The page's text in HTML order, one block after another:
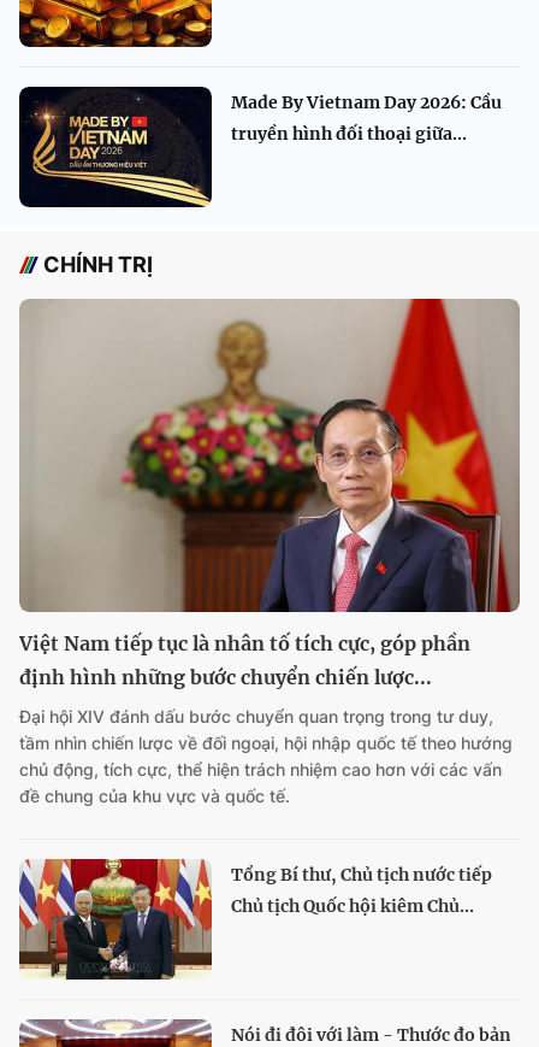
Made By Vietnam Day 2026: Cầu
truyền hình đối thoại giữa...
CHÍNH TRỊ
Việt Nam tiếp tục là nhân tố tích cực, góp phần
định hình những bước chuyển chiến lược...
Đại hội XIV đánh dấu bước chuyển quan trọng trong tư duy,
tầm nhìn chiến lược về đối ngoại, hội nhập quốc tế theo hướng
chủ động, tích cực, thể hiện trách nhiệm cao hơn với các vấn
đề chung của khu vực và quốc tế.
Tổng Bí thư, Chủ tịch nước tiếp
Chủ tịch Quốc hội kiêm Chủ...
Nói đi đôi với làm - Thước đo bản